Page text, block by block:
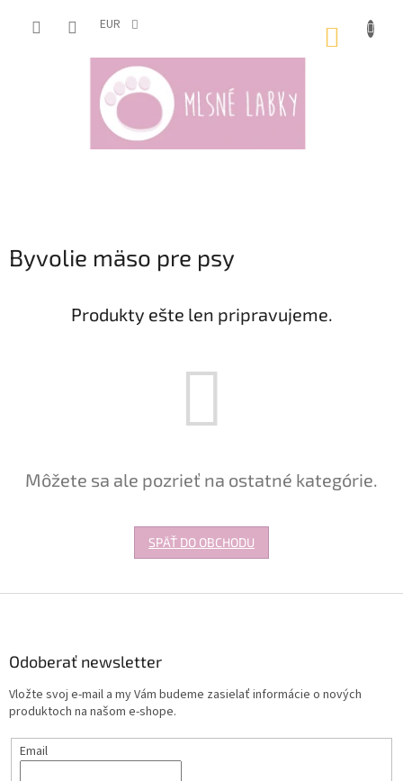
EUR
Byvolie mäso pre psy
Produkty ešte len pripravujeme.
Môžete sa ale pozrieť na ostatné kategórie.
SPÄŤ DO OBCHODU
Odoberať newsletter
Vložte svoj e-mail a my Vám budeme zasielať informácie o nových
produktoch na našom e-shope.
Email